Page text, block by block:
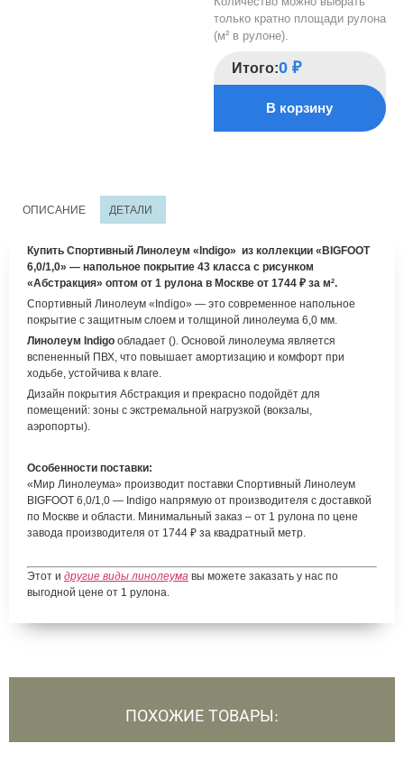
только кратно площади рулона
(м² в рулоне).
Итого:0 ₽
В корзину
ОПИСАНИЕ ДЕТАЛИ
Купить Спортивный Линолеум «Indigo» из коллекции «BIGFOOT
6,0/1,0» — напольное покрытие 43 класса с рисунком
«Абстракция» оптом от 1 рулона в Москве от 1744 ₽ за м².
Спортивный Линолеум «Indigo» — это современное напольное
покрытие с защитным слоем и толщиной линолеума 6,0 мм.
Линолеум Indigo обладает (). Основой линолеума является
вспененный ПВХ, что повышает амортизацию и комфорт при
ходьбе, устойчива к влаге.
Дизайн покрытия Абстракция и прекрасно подойдёт для
помещений: зоны с экстремальной нагрузкой (вокзалы,
аэропорты).
Особенности поставки:
«Мир Линолеума» производит поставки Спортивный Линолеум
BIGFOOT 6,0/1,0 — Indigo напрямую от производителя с доставкой
по Москве и области. Минимальный заказ – от 1 рулона по цене
завода производителя от 1744 ₽ за квадратный метр.
Этот и другие виды линолеума вы можете заказать у нас по
выгодной цене от 1 рулона.
ПОХОЖИЕ ТОВАРЫ: